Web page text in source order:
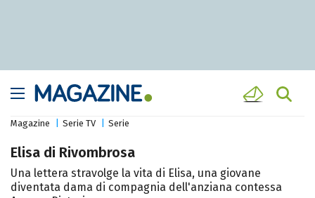
Magazine Serie TV Serie
Elisa di Rivombrosa
Una lettera stravolge la vita di Elisa, una giovane
diventata dama di compagnia dell'anziana contessa